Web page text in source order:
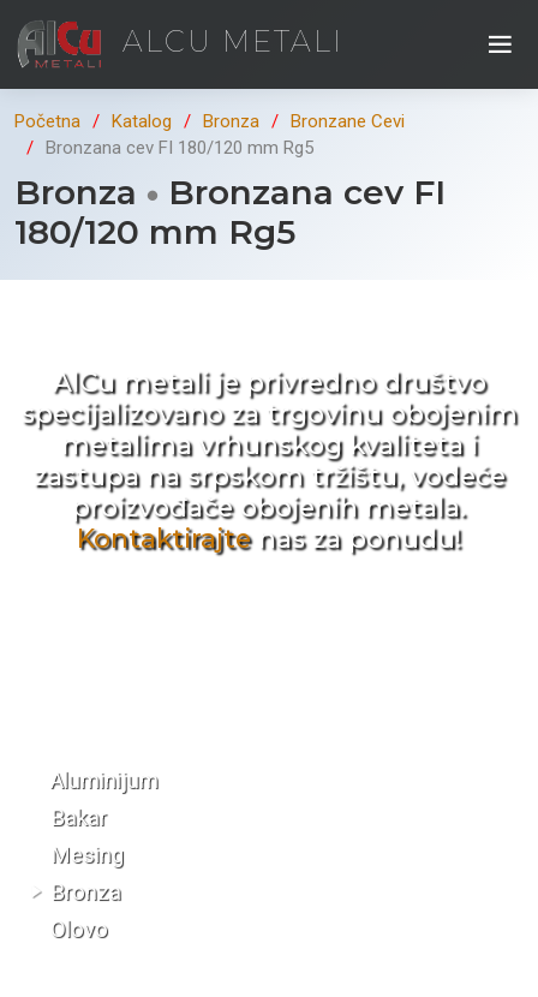
ALCU METALI
Početna Katalog Bronza
Bronzane Cevi
Bronzana cev FI 180/120 mm Rg5
Bronza
Bronzana cev FI
180/120 mm Rg5
AlCu metali je privredno društvo
specijalizovano za trgovinu obojenim
metalima vrhunskog kvaliteta i
zastupa na srpskom tržištu, vodeće
proizvođače obojenih metala.
Kontaktirajtenas za ponudu!
Aluminijum
Bakar
Mesing
Bronza
Olovo